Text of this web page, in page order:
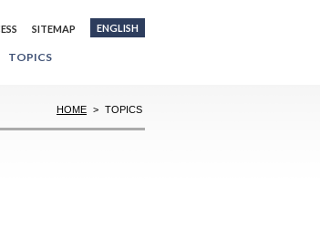
SITEMAP ENGLISH
TOPICS
HOME > TOPICS